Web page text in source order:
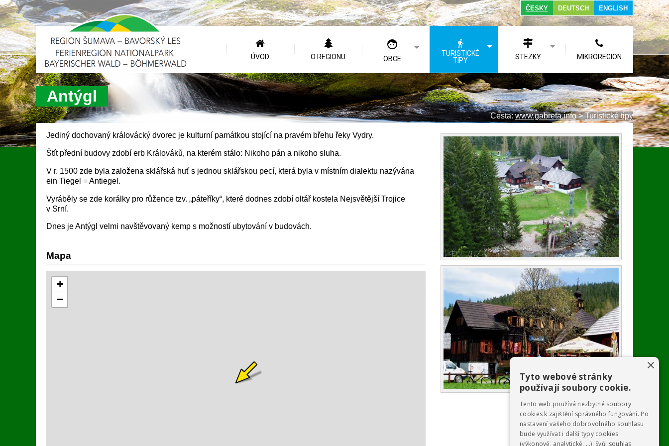
ÚVOD O REGIONU OBCE
TURISTICKÉ
TIPY
STEZKY MIKROREGION
ČESKY DEUTSCH ENGLISH
Antýgl
Cesta:www.gabreta.info>Turistické tipy
Jediný dochovaný královácký dvorec je kulturní památkou stojící na pravém břehu řeky Vydry.
Štít přední budovy zdobí erb Králováků, na kterém stálo: Nikoho pán a nikoho sluha.
V r. 1500 zde byla založena sklářská huť s jednou sklářskou pecí, která byla v místním dialektu nazývána
ein Tiegel = Antiegel.
Vyráběly se zde korálky pro růžence tzv. „páteříky“, které dodnes zdobí oltář kostela Nejsvětější Trojice
v Srní.
Dnes je Antýgl velmi navštěvovaný kemp s možností ubytování v budovách.
Mapa
×
Tyto webové stránky
používají soubory cookie.
Tento web používá nezbytné soubory
cookies k zajištění správného fungování. Po
nastavení vašeho dobrovolného souhlasu
bude využívat i další typy cookies
(výkonové, analytické, …). Svůj souhlas